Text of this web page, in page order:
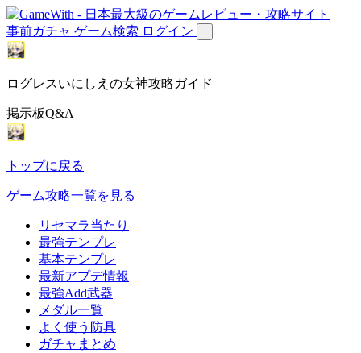
事前ガチャ ゲーム検索 ログイン
ログレスいにしえの女神攻略ガイド
掲示板Q&A
トップに戻る
ゲーム攻略一覧を見る
リセマラ当たり
最強テンプレ
基本テンプレ
最新アプデ情報
最強Add武器
メダル一覧
よく使う防具
ガチャまとめ